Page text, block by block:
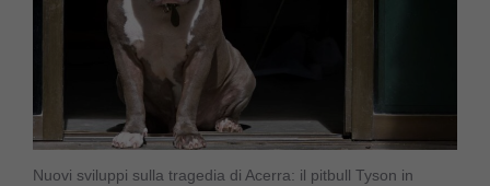
Nuovi sviluppi sulla tragedia di Acerra: il pitbull Tyson in